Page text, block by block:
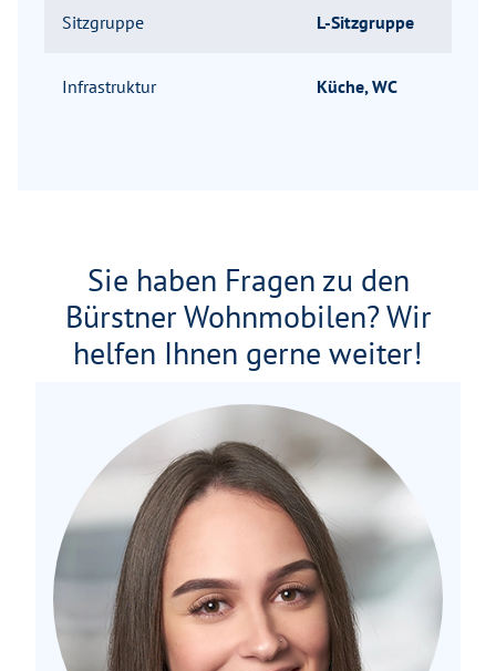
Sitzgruppe L-Sitzgruppe
Infrastruktur Küche, WC
Sie haben Fragen zu den
Bürstner Wohnmobilen? Wir
helfen Ihnen gerne weiter!